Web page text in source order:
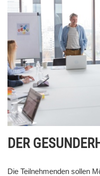
DER
Die Teilnehmenden sollen